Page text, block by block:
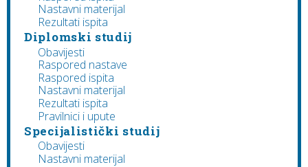
Nastavni materijal
Rezultati ispita
Diplomski studij
Obavijesti
Raspored nastave
Raspored ispita
Nastavni materijal
Rezultati ispita
Pravilnici i upute
Specijalistički studij
Obavijesti
Nastavni materijal